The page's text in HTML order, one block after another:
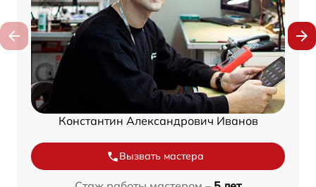
Константин Александрович Иванов
Вызвать мастера